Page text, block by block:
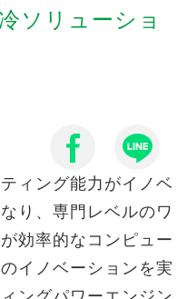
ソリューショ
ィング能力がイノベ
り、専門レベルのワ
効率的なコンピュー
イノベーションを実